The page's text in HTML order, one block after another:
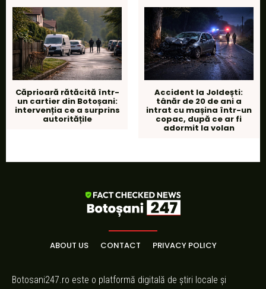
Căprioară rătăcită într-
un cartier din Botoșani:
intervenția ce a surprins
autoritățile
Accident la Joldești:
tânăr de 20 de ani a
intrat cu mașina într-un
copac, după ce ar fi
adormit la volan
ABOUT US CONTACT PRIVACY POLICY
Botosani247.ro este o platformă digitală de știri locale și